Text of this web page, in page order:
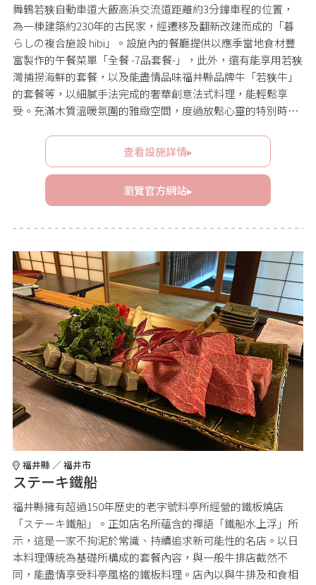
舞鶴若狭自動車道大飯高浜交流道距離約3分鐘車程的位置，
為一棟建築約230年的古民家，經遷移及翻新改建而成的「暮
らしの複合施設 hibi」。設施內的餐廳提供以應季當地食材豐
富製作的午餐菜單「全餐 -7品套餐-」，此外，還有能享用若狭
灣捕撈海鮮的套餐，以及能盡情品味福井縣品牌牛「若狭牛」
的套餐等，以細膩手法完成的奢華創意法式料理，能輕鬆享
受。充滿木質溫暖氛圍的雅緻空間，度過放鬆心靈的特別時
查看設施詳情▸
瀏覽官方網站▸
福井縣 ／ 福井市
ステーキ鐵船
福井縣擁有超過150年歷史的老字號料亭所經營的鐵板燒店
「ステーキ鐵船」。正如店名所蘊含的禪語「鐵船水上浮」所
示，這是一家不拘泥於常識、持續追求新可能性的名店。以日
本料理傳統為基礎所構成的套餐內容，與一般牛排店截然不
同，能盡情享受料亭風格的鐵板料理。店內以與牛排及和食相